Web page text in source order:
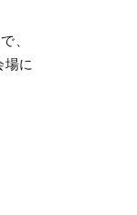
、
に